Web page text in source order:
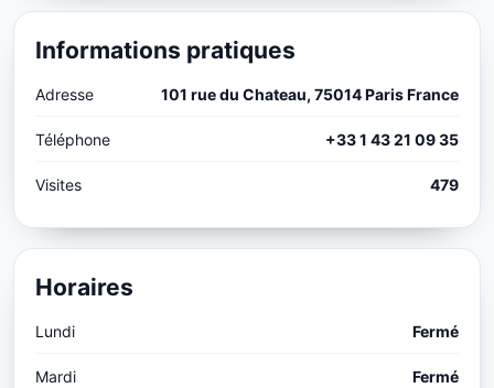
Informations pratiques
Adresse 101 rue du Chateau, 75014 Paris France
Téléphone +33 1 43 21 09 35
Visites 479
Horaires
Lundi Fermé
Mardi Fermé